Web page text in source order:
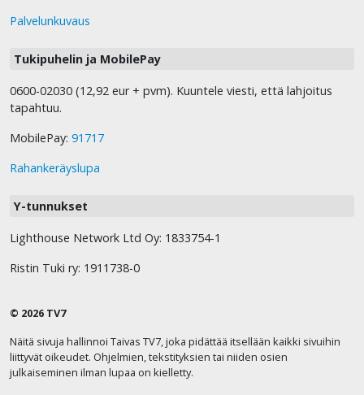
Palvelunkuvaus
Tukipuhelin ja MobilePay
0600-02030 (12,92 eur + pvm). Kuuntele viesti, että lahjoitus
tapahtuu.
MobilePay: 91717
Rahankeräyslupa
Y-tunnukset
Lighthouse Network Ltd Oy: 1833754-1
Ristin Tuki ry: 1911738-0
© 2026 TV7
Näitä sivuja hallinnoi Taivas TV7, joka pidättää itsellään kaikki sivuihin
liittyvät oikeudet. Ohjelmien, tekstityksien tai niiden osien
julkaiseminen ilman lupaa on kielletty.